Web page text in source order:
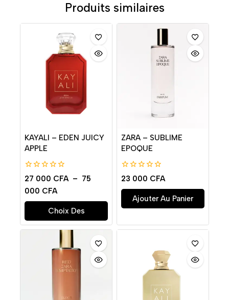
Produits similaires
KAYALI – EDEN JUICY
APPLE
0
de
5
27 000 CFA – 75
000 CFA
Choix Des
Options
ZARA – SUBLIME
EPOQUE
0
de
5
23 000 CFA
Ajouter Au Panier